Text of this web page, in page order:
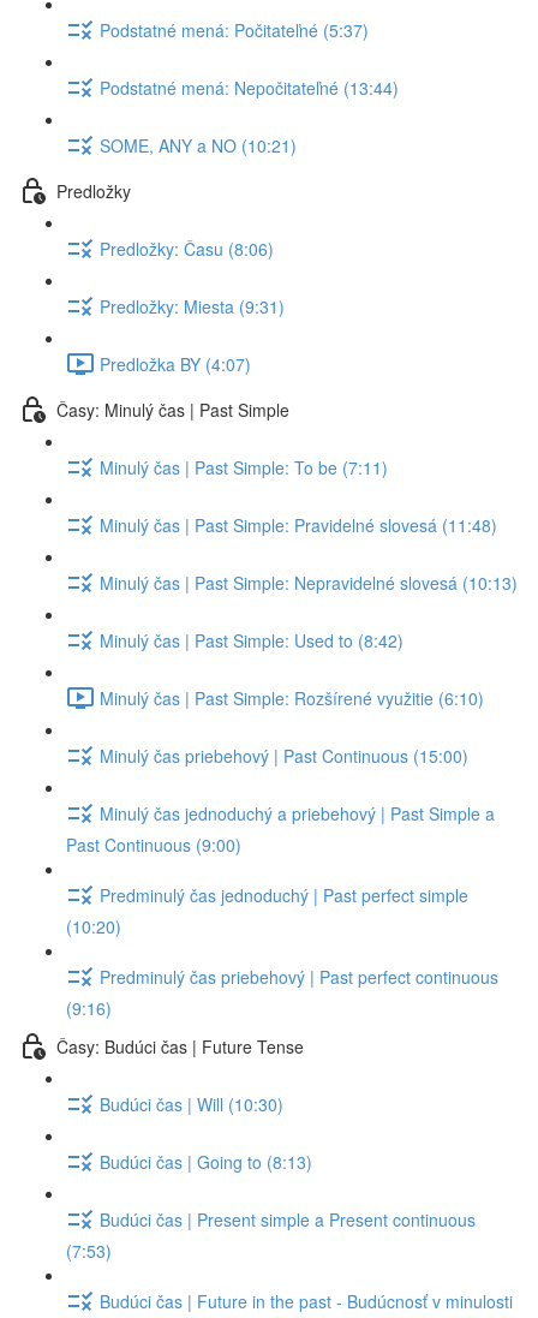
Podstatné mená: Počitateľné (5:37)
Podstatné mená: Nepočitateľné (13:44)
SOME, ANY a NO (10:21)
Predložky
Predložky: Času (8:06)
Predložky: Miesta (9:31)
Predložka BY (4:07)
Časy: Minulý čas | Past Simple
Minulý čas | Past Simple: To be (7:11)
Minulý čas | Past Simple: Pravidelné slovesá (11:48)
Minulý čas | Past Simple: Nepravidelné slovesá (10:13)
Minulý čas | Past Simple: Used to (8:42)
Minulý čas | Past Simple: Rozšírené využitie (6:10)
Minulý čas priebehový | Past Continuous (15:00)
Minulý čas jednoduchý a priebehový | Past Simple a
Past Continuous (9:00)
Predminulý čas jednoduchý | Past perfect simple
(10:20)
Predminulý čas priebehový | Past perfect continuous
(9:16)
Časy: Budúci čas | Future Tense
Budúci čas | Will (10:30)
Budúci čas | Going to (8:13)
Budúci čas | Present simple a Present continuous
(7:53)
Budúci čas | Future in the past - Budúcnosť v minulosti